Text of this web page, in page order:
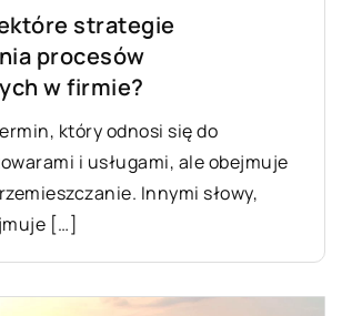
strategie
procesów
w firmie?
który odnosi się do
i usługami, ale obejmuje
Innymi słowy,
[…]